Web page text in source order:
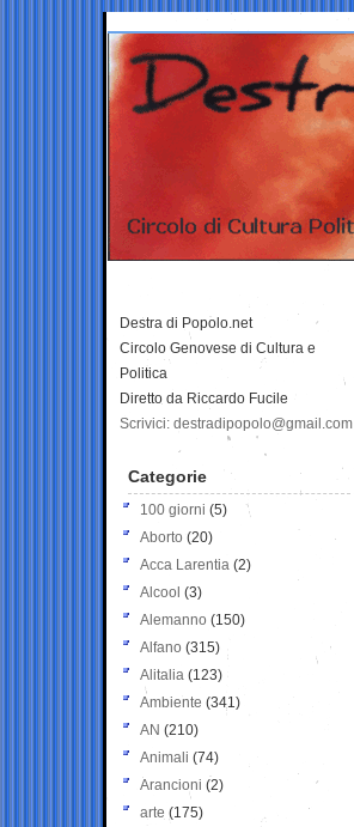
Destra di Popolo.net
Circolo Genovese di Cultura e
Politica
Diretto da Riccardo Fucile
Scrivici: destradipopolo@gmail.com
Categorie
100 giorni (5)
Aborto (20)
Acca Larentia (2)
Alcool (3)
Alemanno (150)
Alfano (315)
Alitalia (123)
Ambiente (341)
AN (210)
Animali (74)
Arancioni (2)
arte (175)